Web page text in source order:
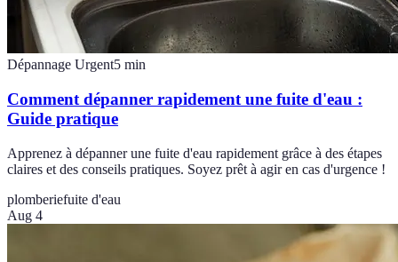
Dépannage Urgent5 min
Comment dépanner rapidement une fuite d'eau :
Guide pratique
Apprenez à dépanner une fuite d'eau rapidement grâce à des étapes
claires et des conseils pratiques. Soyez prêt à agir en cas d'urgence !
plomberiefuite d'eau
Aug 4